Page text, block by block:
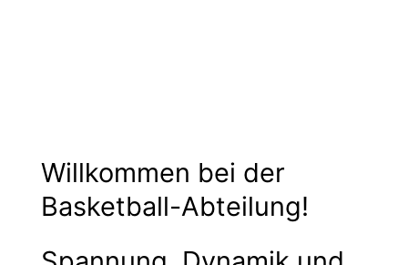
Willkommen bei der
Basketball-Abteilung!